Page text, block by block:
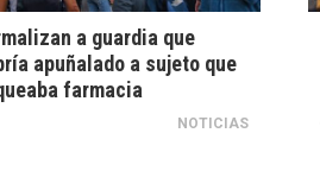
a guardia que
apuñalado a sujeto que
farmacia
NOTICIAS